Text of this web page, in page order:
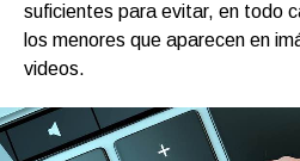
suficientes para evitar, en todo
los menores que aparecen en
videos.